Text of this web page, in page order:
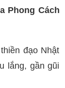
Phong Cách
đạo Nhật
lắng, gần gũi